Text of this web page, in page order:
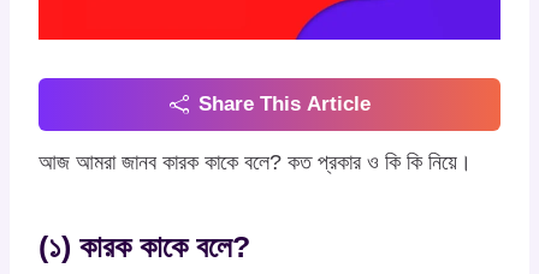
Share This Article
আজ আমরা জানব কারক কাকে বলে? কত প্রকার ও কি কি নিয়ে।
(১) কারক কাকে বলে?